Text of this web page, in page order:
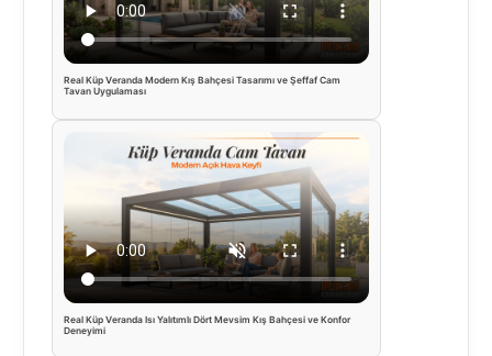
Real Küp Veranda Modern Kış Bahçesi Tasarımı ve Şeffaf Cam
Tavan Uygulaması
Real Küp Veranda Isı Yalıtımlı Dört Mevsim Kış Bahçesi ve Konfor
Deneyimi